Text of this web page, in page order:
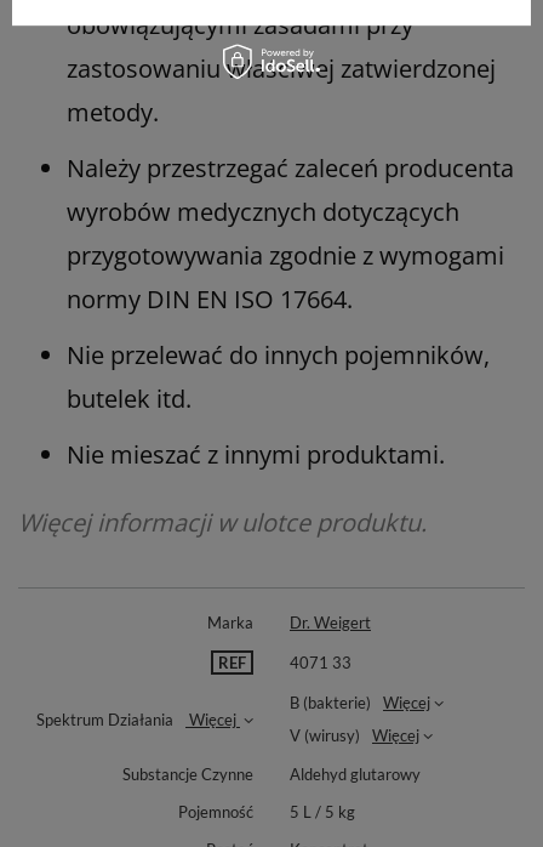
obowiązującymi zasadami przy
zastosowaniu właściwej zatwierdzonej
metody.
Należy przestrzegać zaleceń producenta
wyrobów medycznych dotyczących
przygotowywania zgodnie z wymogami
normy DIN EN ISO 17664.
Nie przelewać do innych pojemników,
butelek itd.
Nie mieszać z innymi produktami.
Więcej informacji w ulotce produktu.
Marka Dr. Weigert
REF 4071 33
Spektrum Działania Więcej
B (bakterie)
Więcej
V (wirusy)
Więcej
Substancje Czynne
Aldehyd glutarowy
Pojemność
5 L / 5 kg